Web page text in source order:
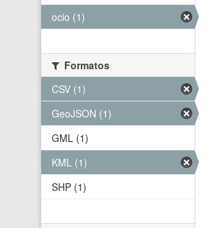
ocio (1)
Formatos
CSV (1)
GeoJSON (1)
GML (1)
KML (1)
SHP (1)